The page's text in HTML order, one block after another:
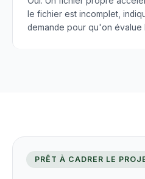
le fichier est incomplet,
demande pour qu'on évalue
PRÊT À CADRER LE